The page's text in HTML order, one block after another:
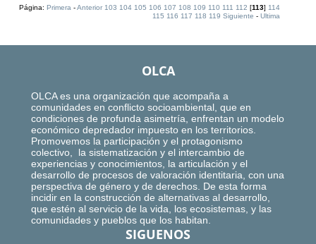
Página:Primera -Anterior 103 104 105 106 107 108 109 110 111 112 [113]114
115 116 117 118 119 Siguiente -Ultima
OLCA
OLCA es una organización que acompaña a
comunidades en conflicto socioambiental, que en
condiciones de profunda asimetría, enfrentan un modelo
económico depredador impuesto en los territorios.
Promovemos la participación y el protagonismo
colectivo, la sistematización y el intercambio de
experiencias y conocimientos, la articulación y el
desarrollo de procesos de valoración identitaria, con una
perspectiva de género y de derechos. De esta forma
incidir en la construcción de alternativas al desarrollo,
que estén al servicio de la vida, los ecosistemas, y las
comunidades y pueblos que los habitan.
SIGUENOS